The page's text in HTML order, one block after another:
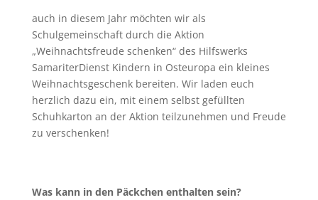
auch in diesem Jahr möchten wir als
Schulgemeinschaft durch die Aktion
„Weihnachtsfreude schenken“ des Hilfswerks
SamariterDienst Kindern in Osteuropa ein kleines
Weihnachtsgeschenk bereiten. Wir laden euch
herzlich dazu ein, mit einem selbst gefüllten
Schuhkarton an der Aktion teilzunehmen und Freude
zu verschenken!
Was kann in den Päckchen enthalten sein?